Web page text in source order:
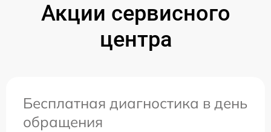
Акции сервисного
центра
Бесплатная диагностика в день
обращения